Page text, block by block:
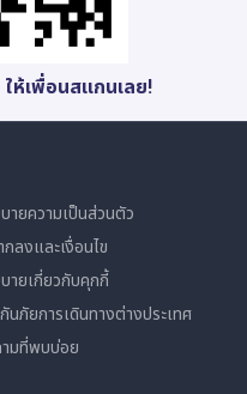
ห้เพื่อนสแกนเลย!
ายความเป็นส่วนตัว
ลงและเงื่อนไข
ายเกี่ยวกับคุกกี้
นภัยการเดินทางต่างประเทศ
ามที่พบบ่อย